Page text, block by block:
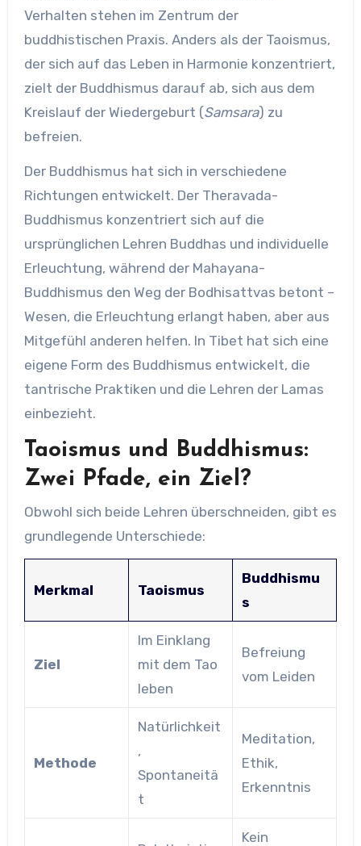
Verhalten stehen im Zentrum der
buddhistischen Praxis. Anders als der Taoismus,
der sich auf das Leben in Harmonie konzentriert,
zielt der Buddhismus darauf ab, sich aus dem
Kreislauf der Wiedergeburt (Samsara) zu
befreien.
Der Buddhismus hat sich in verschiedene
Richtungen entwickelt. Der Theravada-
Buddhismus konzentriert sich auf die
ursprünglichen Lehren Buddhas und individuelle
Erleuchtung, während der Mahayana-
Buddhismus den Weg der Bodhisattvas betont –
Wesen, die Erleuchtung erlangt haben, aber aus
Mitgefühl anderen helfen. In Tibet hat sich eine
eigene Form des Buddhismus entwickelt, die
tantrische Praktiken und die Lehren der Lamas
einbezieht.
Taoismus und Buddhismus:
Zwei Pfade, ein Ziel?
Obwohl sich beide Lehren überschneiden, gibt es
grundlegende Unterschiede:
Merkmal Taoismus
Buddhismu
s
Ziel
Im Einklang
mit dem Tao
leben
Befreiung
vom Leiden
Methode
Natürlichkeit
,
Spontaneitä
t
Meditation,
Ethik,
Erkenntnis
Kein